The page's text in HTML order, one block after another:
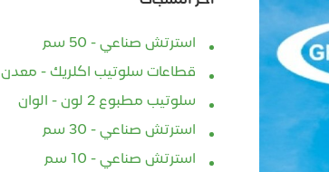
استرتش صناعي - 50 سم
قطاعات سلوتيب اكلريك - معدن
سلوتيب مطبوع 2 لون - الوان
استرتش صناعي - 30 سم
استرتش صناعي - 10 سم